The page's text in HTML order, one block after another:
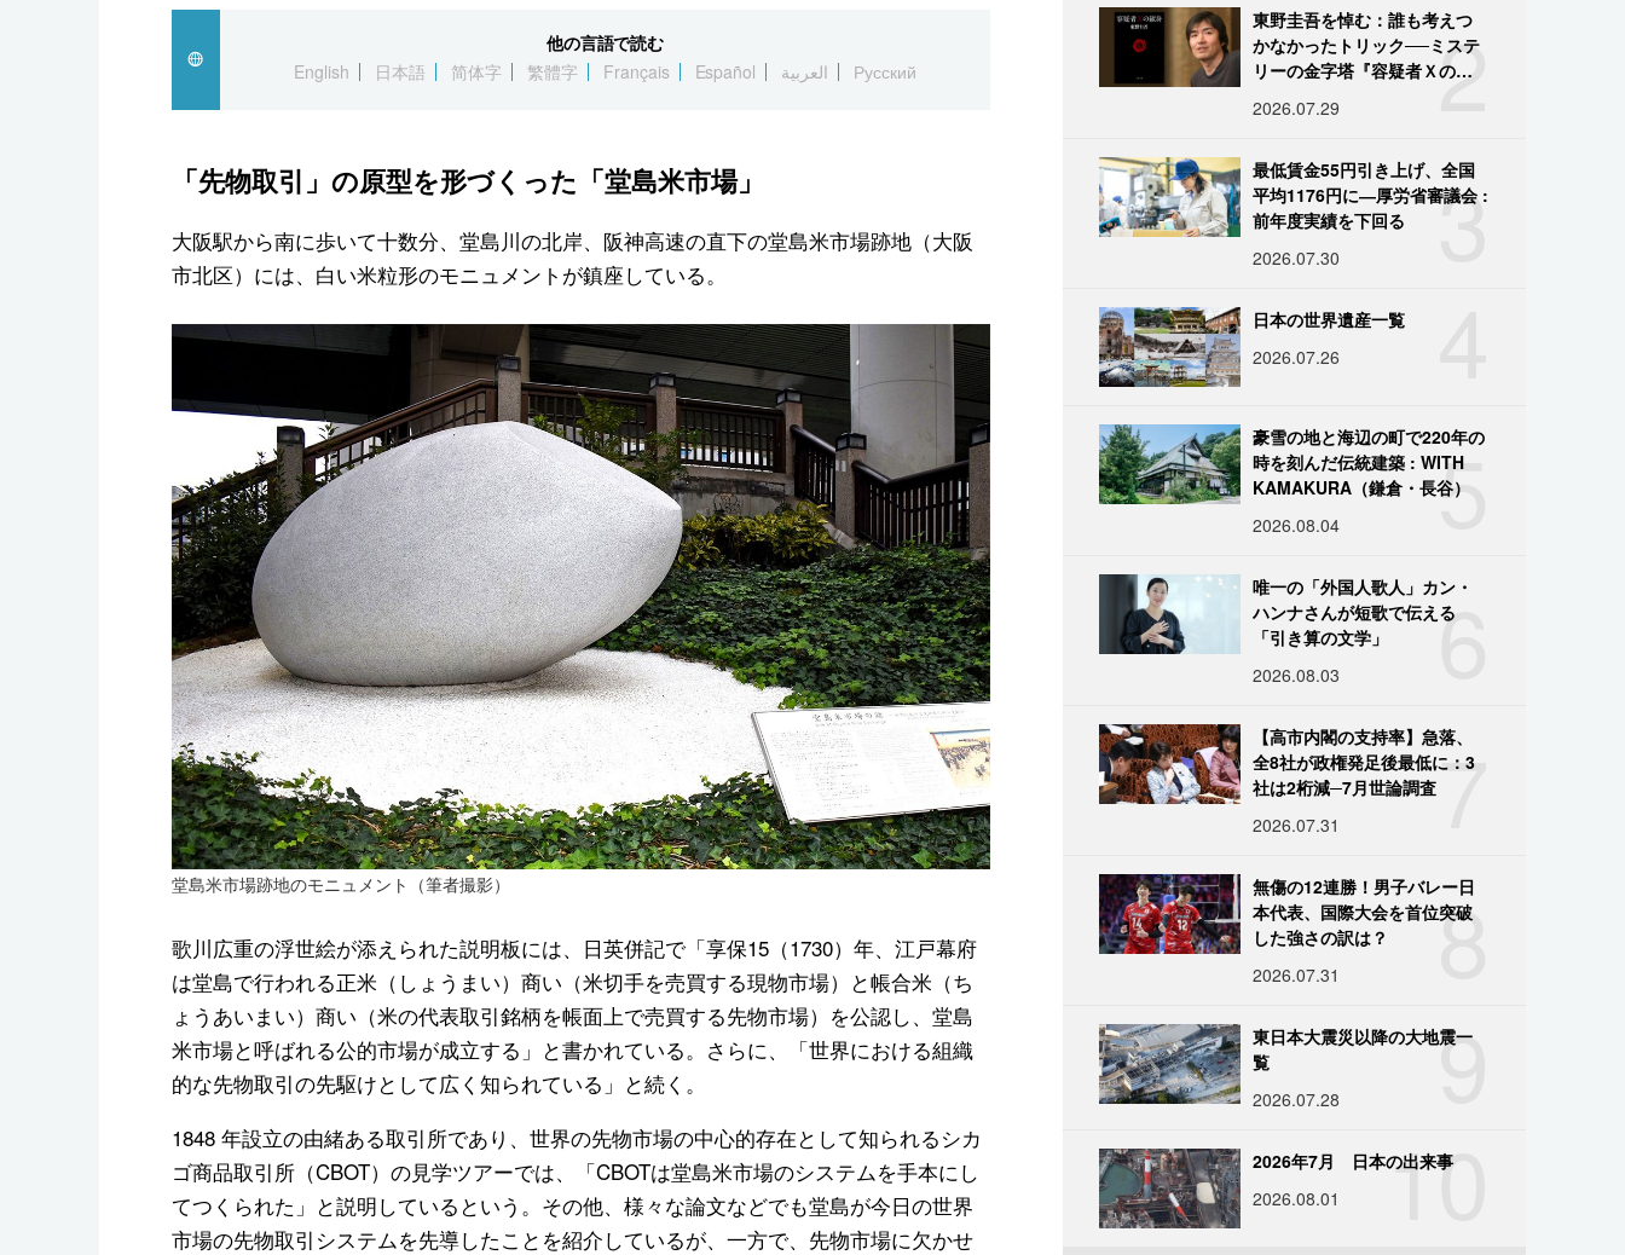
他の言語で読む
English
日本語 简体字 繁體字 Français Español العربية Русский
「先物取引」の原型を形づくった「堂島米市場」
大阪駅から南に歩いて十数分、堂島川の北岸、阪神高速の直下の堂島米市場跡地（大阪
市北区）には、白い米粒形のモニュメントが鎮座している。
堂島米市場跡地のモニュメント（筆者撮影）
歌川広重の浮世絵が添えられた説明板には、日英併記で「享保15（1730）年、江戸幕府
は堂島で行われる正米（しょうまい）商い（米切手を売買する現物市場）と帳合米（ち
ょうあいまい）商い（米の代表取引銘柄を帳面上で売買する先物市場）を公認し、堂島
米市場と呼ばれる公的市場が成立する」と書かれている。さらに、「世界における組織
的な先物取引の先駆けとして広く知られている」と続く。
1848 年設立の由緒ある取引所であり、世界の先物市場の中心的存在として知られるシカ
ゴ商品取引所（CBOT）の見学ツアーでは、「CBOTは堂島米市場のシステムを手本にし
てつくられた」と説明しているという。その他、様々な論文などでも堂島が今日の世界
市場の先物取引システムを先導したことを紹介しているが、一方で、先物市場に欠かせ
2
東野圭吾を悼む：誰も考えつ
かなかったトリック──ミステ
リーの金字塔『容疑者Ｘの献
2026.07.29
3
最低賃金55円引き上げ、全国
平均1176円に―厚労省審議会 :
前年度実績を下回る
2026.07.30
日本の世界遺産一覧
2026.07.26
5
豪雪の地と海辺の町で220年の
時を刻んだ伝統建築 : WITH
KAMAKURA（鎌倉・長谷）
2026.08.04
6
唯一の「外国人歌人」カン・
ハンナさんが短歌で伝える
「引き算の文学」
2026.08.03
7
【高市内閣の支持率】急落、
全8社が政権発足後最低に：3
社は2桁減─7月世論調査
2026.07.31
8
無傷の12連勝！男子バレー日
本代表、国際大会を首位突破
した強さの訳は？
2026.07.31
9
東日本大震災以降の大地震一
覧
2026.07.28
10
2026年7月 日本の出来事
2026.08.01